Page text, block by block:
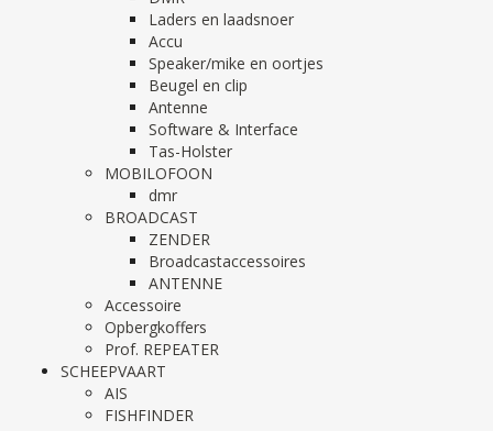
Laders en laadsnoer
Accu
Speaker/mike en oortjes
Beugel en clip
Antenne
Software & Interface
Tas-Holster
MOBILOFOON
dmr
BROADCAST
ZENDER
Broadcastaccessoires
ANTENNE
Accessoire
Opbergkoffers
Prof. REPEATER
SCHEEPVAART
AIS
FISHFINDER